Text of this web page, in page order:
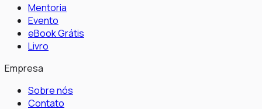
Mentoria
Evento
eBook Grátis
Livro
Empresa
Sobre nós
Contato